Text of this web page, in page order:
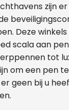
zijn er
Deze
scala aan
tot
om een ​​pen
geen bij u